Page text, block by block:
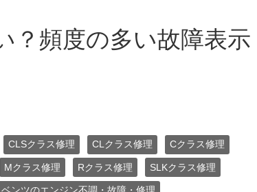
？頻度の多い故障表示
CLSクラス修理 CLクラス修理 Cクラス修理
Mクラス修理 Rクラス修理 SLKクラス修理